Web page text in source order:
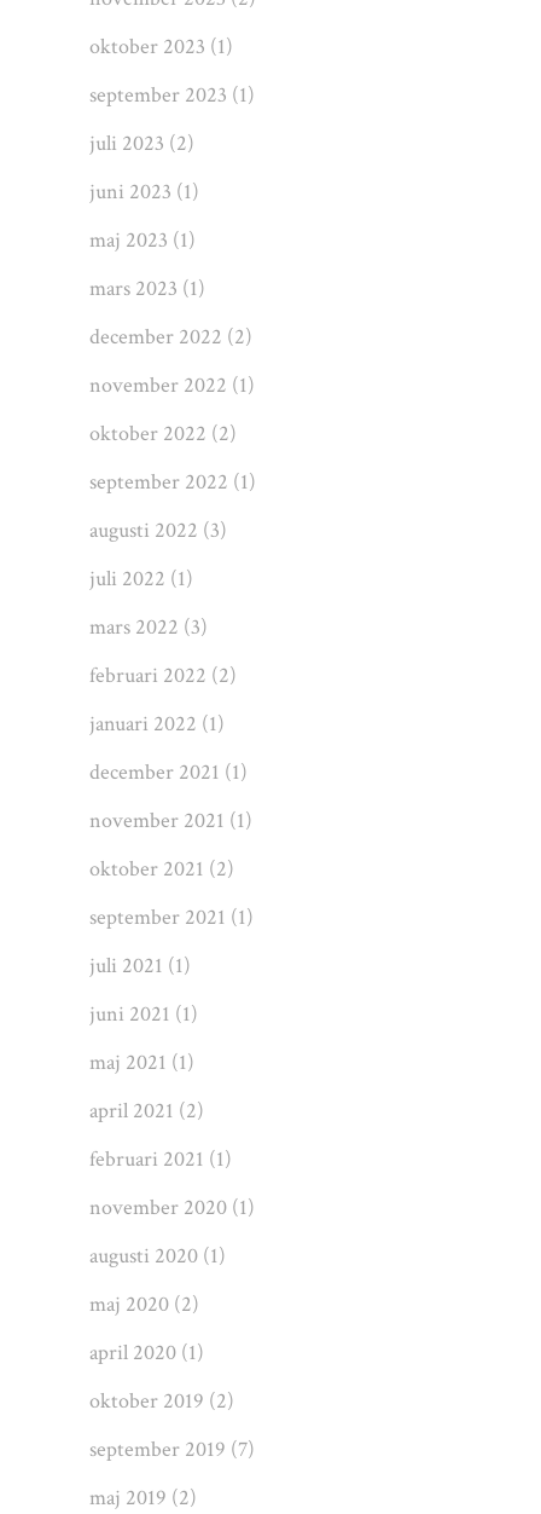
oktober 2023 (1)
september 2023 (1)
juli 2023 (2)
juni 2023 (1)
maj 2023 (1)
mars 2023 (1)
december 2022 (2)
november 2022 (1)
oktober 2022 (2)
september 2022 (1)
augusti 2022 (3)
juli 2022 (1)
mars 2022 (3)
februari 2022 (2)
januari 2022 (1)
december 2021 (1)
november 2021 (1)
oktober 2021 (2)
september 2021 (1)
juli 2021 (1)
juni 2021 (1)
maj 2021 (1)
april 2021 (2)
februari 2021 (1)
november 2020 (1)
augusti 2020 (1)
maj 2020 (2)
april 2020 (1)
oktober 2019 (2)
september 2019 (7)
maj 2019 (2)